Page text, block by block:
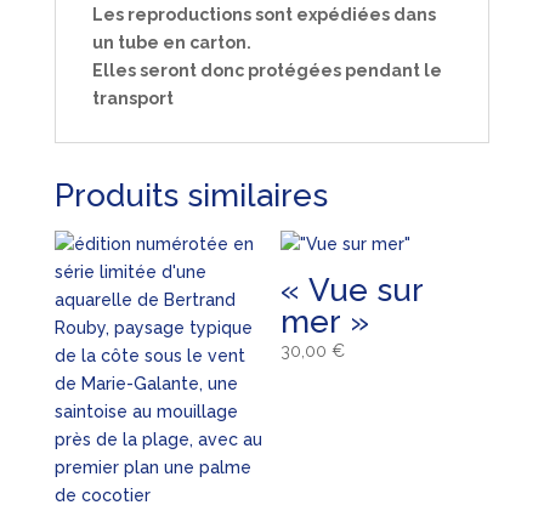
Les reproductions sont expédiées dans
un tube en carton.
Elles seront donc protégées pendant le
transport
Produits similaires
« Vue sur
mer »
30,00€